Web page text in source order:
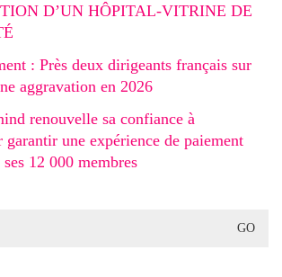
D’UN HÔPITAL-VITRINE DE
: Près deux dirigeants français sur
aggravation en 2026
renouvelle sa confiance à
garantir une expérience de paiement
12 000 membres